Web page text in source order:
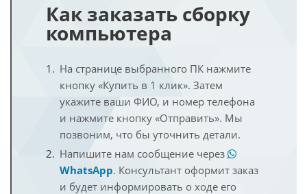
Как заказать сборку
компьютера
На странице выбранного ПК нажмите
кнопку «Купить в 1 клик». Затем
укажите ваши ФИО, и номер телефона
и нажмите кнопку «Отправить». Мы
позвоним, что бы уточнить детали.
Напишите нам сообщение через
WhatsApp. Консультант оформит заказ
и будет информировать о ходе его